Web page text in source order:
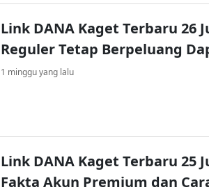
Link DANA Kaget Terbaru 26
Reguler Tetap Berpeluang
1 minggu yang lalu
Link DANA Kaget Terbaru 25
Fakta Akun Premium dan